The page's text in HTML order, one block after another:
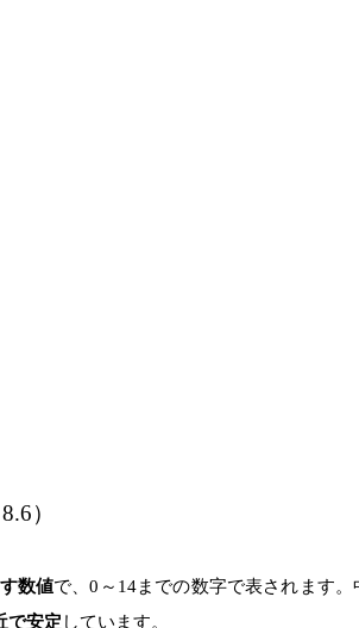
）
数値で、0～14までの数字で表されます
で安定 しています。